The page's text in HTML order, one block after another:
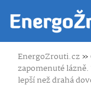
EnergoZrouti.cz»
zapomenuté
lepší než drahá